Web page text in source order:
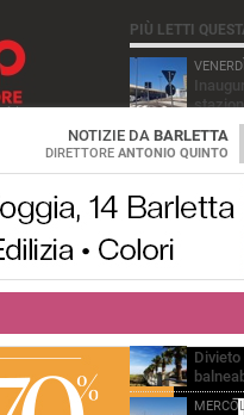
NOTIZIE DA BARLETTA
DIRETTORE ANTONIO QUINTO
PIÙ LETTI
Beni